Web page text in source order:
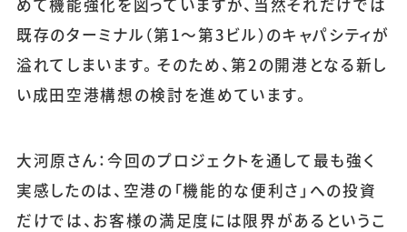
めて機能強化を図っていますが、当然それだけでは
既存のターミナル（第1〜第3ビル）のキャパシティが
溢れてしまいます。そのため、第2の開港となる新し
い成田空港構想の検討を進めています。
大河原さん：今回のプロジェクトを通して最も強く
実感したのは、空港の「機能的な便利さ」への投資
だけでは、お客様の満足度には限界があるというこ